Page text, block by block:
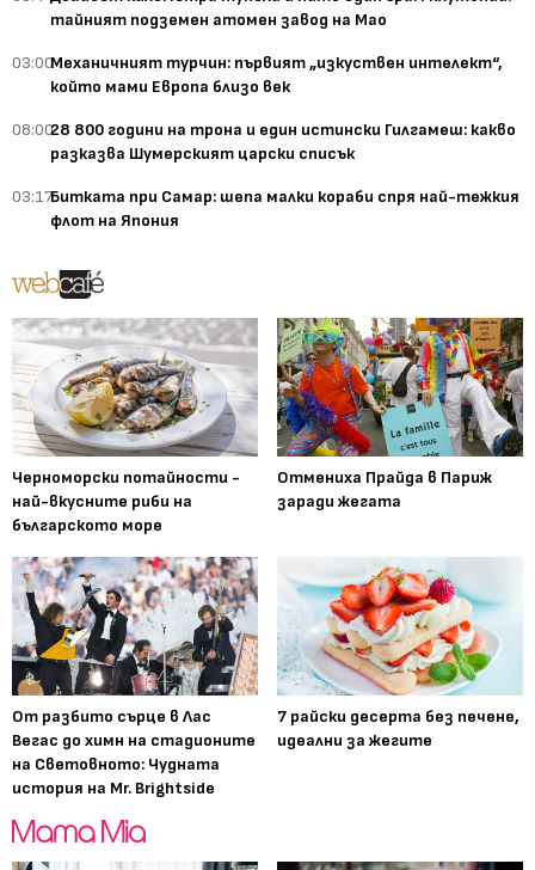
тайният подземен атомен завод на Мао
03:00Механичният турчин: първият „изкуствен интелект“,
който мами Европа близо век
08:0028 800 години на трона и един истински Гилгамеш: какво
разказва Шумерският царски списък
03:17Битката при Самар: шепа малки кораби спря най-тежкия
флот на Япония
Черноморски потайности -
най-вкусните риби на
българското море
Отмениха Прайда в Париж
заради жегата
От разбито сърце в Лас
Вегас до химн на стадионите
на Световното: Чудната
история на Mr. Brightside
7 райски десерта без печене,
идеални за жегите